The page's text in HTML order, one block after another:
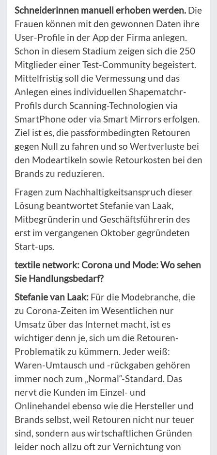
Schneiderinnen manuell erhoben werden. Die
Frauen können mit den gewonnen Daten ihre
User-Profile in der App der Firma anlegen.
Schon in diesem Stadium zeigen sich die 250
Mitglieder einer Test-Community begeistert.
Mittelfristig soll die Vermessung und das
Anlegen eines individuellen Shapematchr-
Profils durch Scanning-Technologien via
SmartPhone oder via Smart Mirrors erfolgen.
Ziel ist es, die passformbedingten Retouren
gegen Null zu fahren und so Wertverluste bei
den Modeartikeln sowie Retourkosten bei den
Brands zu reduzieren.
Fragen zum Nachhaltigkeitsanspruch dieser
Lösung beantwortet Stefanie van Laak,
Mitbegründerin und Geschäftsführerin des
erst im vergangenen Oktober gegründeten
Start-ups.
textile network: Corona und Mode: Wo sehen
Sie Handlungsbedarf?
Stefanie van Laak: Für die Modebranche, die
zu Corona-Zeiten im Wesentlichen nur
Umsatz über das Internet macht, ist es
wichtiger denn je, sich um die Retouren-
Problematik zu kümmern. Jeder weiß:
Waren-Umtausch und -rückgaben gehören
immer noch zum „Normal“-Standard. Das
nervt die Kunden im Einzel- und
Onlinehandel ebenso wie die Hersteller und
Brands selbst, weil Retouren nicht nur teuer
sind, sondern aus wirtschaftlichen Gründen
leider noch allzu oft zur Vernichtung von